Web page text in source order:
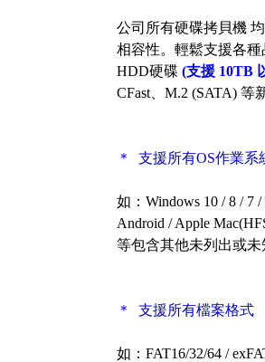
公司所有硬碟拷貝機
相容性。輕鬆支援各種
HDD硬碟 (支援 10TB
CFast、M.2 (SATA) 等
＊ 支援所有OS作業系
如：Windows 10 / 8 / 7
Android / Apple
等包含其他未列出或未
＊ 支援所有檔案格式
如：FAT16/32/64 /